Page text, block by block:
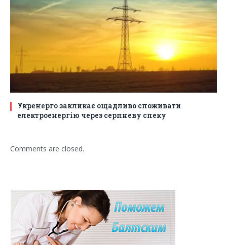
Укренерго закликає ощадливо споживати
електроенергію через серпневу спеку
Comments are closed.